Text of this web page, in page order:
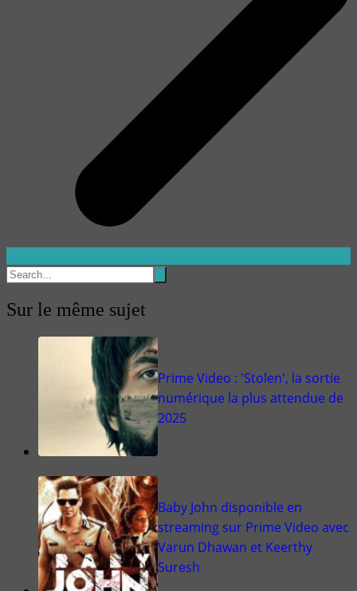
Sur le même sujet
Prime Video : 'Stolen', la sortie
numérique la plus attendue de
2025
Baby John disponible en
streaming sur Prime Video avec
Varun Dhawan et Keerthy
Suresh